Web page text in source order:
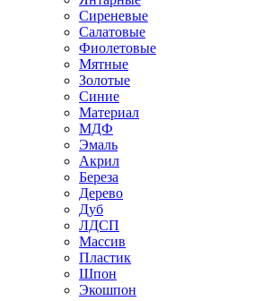
Сиреневые
Салатовые
Фиолетовые
Мятные
Золотые
Синие
Материал
МДФ
Эмаль
Акрил
Береза
Дерево
Дуб
ЛДСП
Массив
Пластик
Шпон
Экошпон